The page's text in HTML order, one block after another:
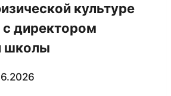
культуре
с директором
школы